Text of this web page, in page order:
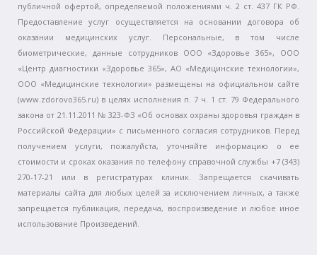
публичной офертой, определяемой положениями ч. 2 ст. 437 ГК РФ.
Предоставление услуг осуществляется на основании договора об
оказании медицинских услуг. Персональные, в том числе
биометрические, данные сотрудников ООО «Здоровье 365», ООО
«Центр диагностики «Здоровье 365», АО «Медицинские технологии»,
ООО «Медицинские технологии» размещены на официальном сайте
(www.zdorovo365.ru) в целях исполнения п. 7 ч. 1 ст. 79 Федерального
закона от 21.11.2011 № 323-ФЗ «Об основах охраны здоровья граждан в
Российской Федерации» с письменного согласия сотрудников. Перед
получением услуги, пожалуйста, уточняйте информацию о ее
стоимости и сроках оказания по телефону справочной службы +7 (343)
270-17-21 или в регистратурах клиник. Запрещается скачивать
материалы сайта для любых целей за исключением личных, а также
запрещается публикация, передача, воспроизведение и любое иное
использование Произведений.